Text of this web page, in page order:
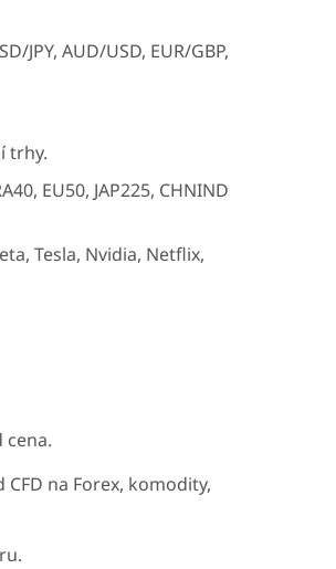
JPY, AUD/USD, EUR/GBP,
trhy.
EU50, JAP225, CHNIND
Tesla, Nvidia, Netflix,
cena.
na Forex, komodity,